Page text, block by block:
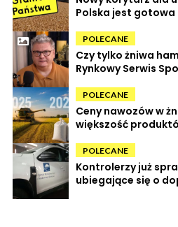
Polska jest
POLECANE
Czy tylko żniwa
Rynkowy Serwis
POLECANE
Ceny nawozów w
większość
POLECANE
Kontrolerzy już
ubiegające się o